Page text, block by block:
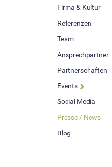
Firma & Kultur
Referenzen
Team
Ansprechpartner
Partnerschaften
Events
Social Media
Presse / News
Blog